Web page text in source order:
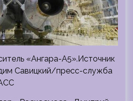
«Ангара-А5».Источник
Савицкий/пресс-служба